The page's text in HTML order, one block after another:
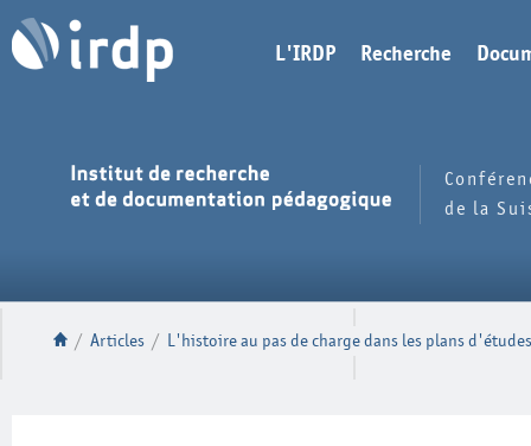
L'IRDP Recherche
de la
/ Articles / L'histoire au pas de charge dans les plans d'études